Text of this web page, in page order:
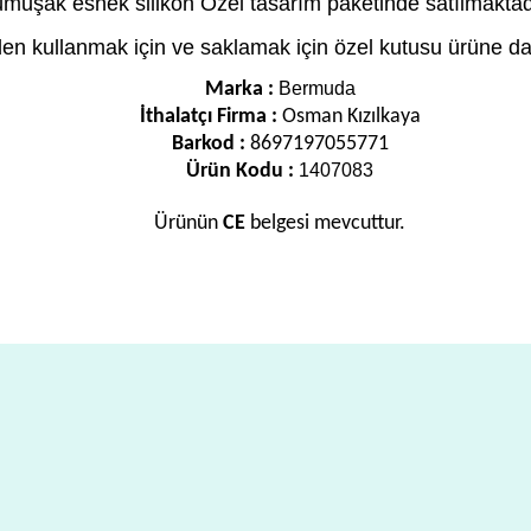
kullanmak için ve saklamak için özel kutusu ürüne
Marka : Bermuda
İthalatçı Firma : Osman Kızılkaya
Barkod : 8697197055771
Ürün Kodu : 1407083
Ürünün CE belgesi mevcuttur.